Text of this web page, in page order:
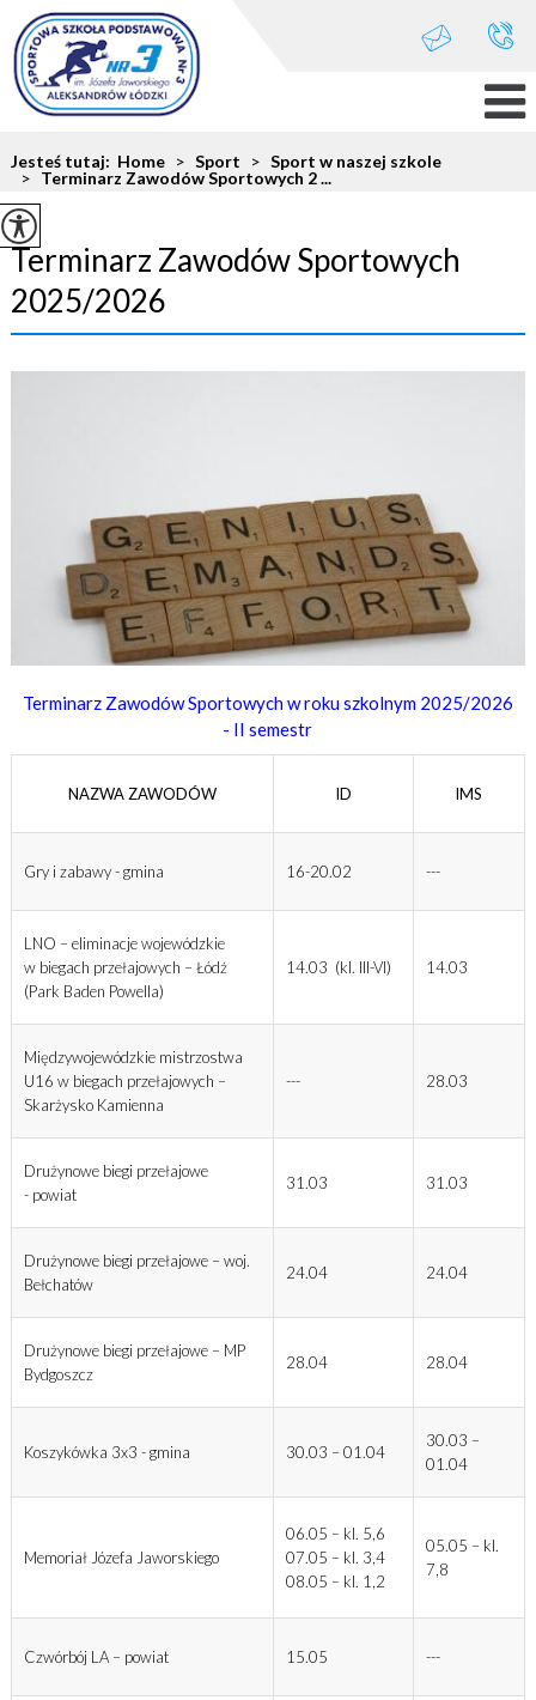
Jesteś tutaj: Home > Sport > Sport w naszej szkole
> Terminarz Zawodów Sportowych 2 ...
Terminarz Zawodów Sportowych
2025/2026
Terminarz Zawodów Sportowych w roku szkolnym 2025/2026
- II semestr
NAZWA ZAWODÓW ID IMS
Gry i zabawy - gmina 16-20.02 ---
LNO – eliminacje wojewódzkie
w biegach przełajowych – Łódź
(Park Baden Powella)
14.03 (kl. III-VI) 14.03
Międzywojewódzkie mistrzostwa
U16 w biegach przełajowych –
Skarżysko Kamienna
--- 28.03
Drużynowe biegi przełajowe
- powiat
31.03 31.03
Drużynowe biegi przełajowe – woj.
Bełchatów
24.04 24.04
Drużynowe biegi przełajowe – MP
Bydgoszcz
28.04 28.04
Koszykówka 3x3 - gmina 30.03 – 01.04
30.03 –
01.04
Memoriał Józefa Jaworskiego
06.05 – kl. 5,6
07.05 – kl. 3,4
08.05 – kl. 1,2
05.05 – kl.
7,8
Czwórbój LA – powiat 15.05 ---